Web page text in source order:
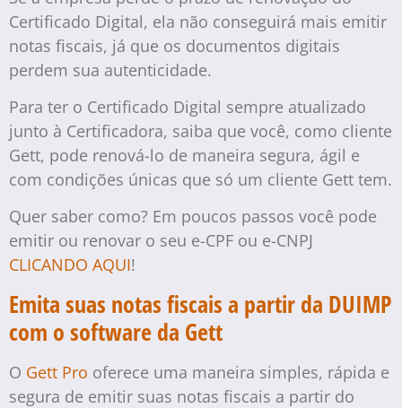
Certificado Digital, ela não conseguirá mais emitir
notas fiscais, já que os documentos digitais
perdem sua autenticidade.
Para ter o Certificado Digital sempre atualizado
junto à Certificadora, saiba que você, como cliente
Gett, pode renová-lo de maneira segura, ágil e
com condições únicas que só um cliente Gett tem.
Quer saber como? Em poucos passos você pode
emitir ou renovar o seu e-CPF ou e-CNPJ
CLICANDO AQUI!
Emita suas notas fiscais a partir da DUIMP
com o software da Gett
O Gett Pro oferece uma maneira simples, rápida e
segura de emitir suas notas fiscais a partir do